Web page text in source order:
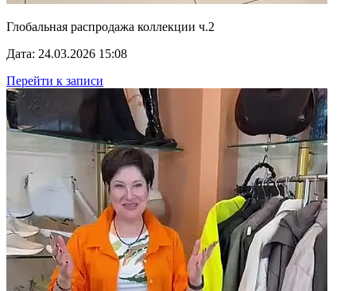
Глобальная распродажа коллекции ч.2
Дата: 24.03.2026 15:08
Перейти к записи